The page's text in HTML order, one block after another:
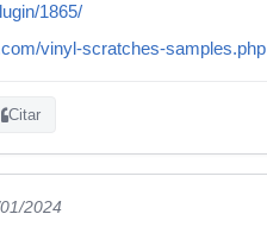
1865/
vinyl-scratches-samples.php
Citar
2024